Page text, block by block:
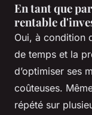
En tant que
rentable
Oui, à condition
de temps et la
d’optimiser ses
coûteuses.
répété sur